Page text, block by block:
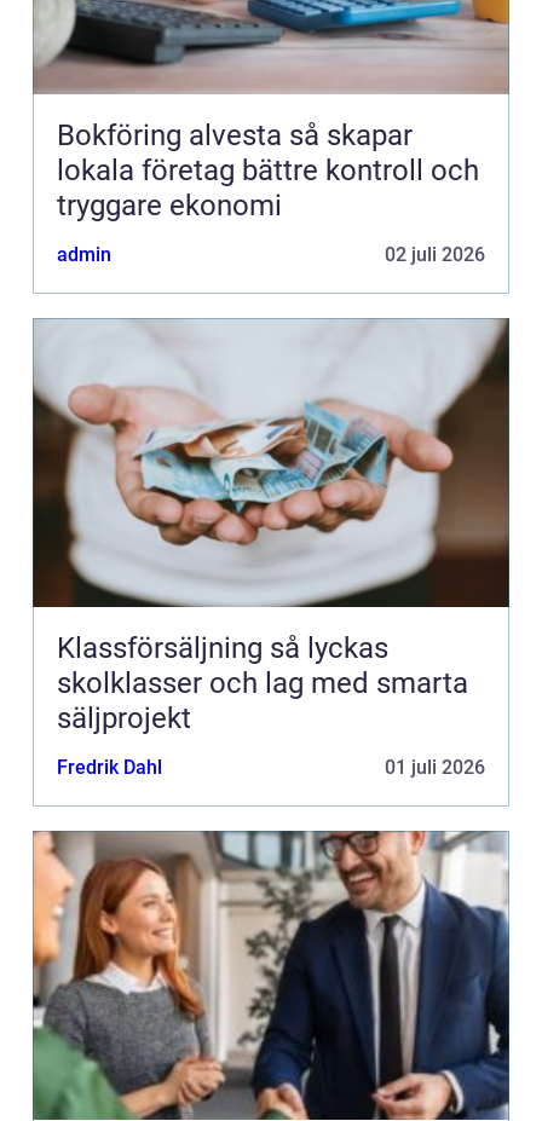
Bokföring alvesta så skapar
lokala företag bättre kontroll och
tryggare ekonomi
admin 02 juli 2026
Klassförsäljning så lyckas
skolklasser och lag med smarta
säljprojekt
Fredrik Dahl 01 juli 2026